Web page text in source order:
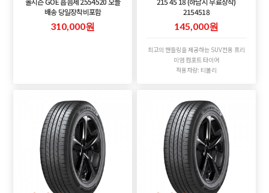
배송 당일장착비포함
310,000원
2154518
145,000원
최고의 핸들링을 제공하는 SUV전용 프리
미엄 컴포트 타이어
적용차량: 티볼리